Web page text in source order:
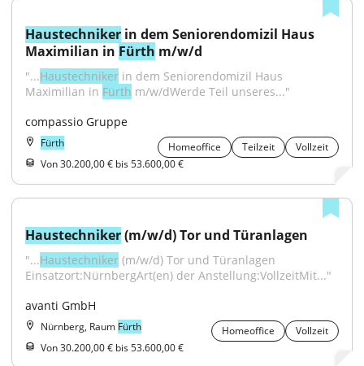
Haustechniker in dem Seniorendomizil Haus
Maximilian in Fürth m/w/d
"...Haustechniker in dem Seniorendomizil Haus
Maximilian in Fürth m/w/dWerde Teil unseres..."
compassio Gruppe
Fürth Homeoffice Teilzeit
Vollzeit
Von 30.200,00 € bis 53.600,00 €
Haustechniker (m/w/d) Tor und Türanlagen
"...Haustechniker (m/w/d) Tor und Türanlagen
Einsatzort:NürnbergArt(en) der Anstellung:VollzeitMit..."
avanti GmbH
Nürnberg, Raum Fürth Homeoffice
Vollzeit
Von 30.200,00 € bis 53.600,00 €